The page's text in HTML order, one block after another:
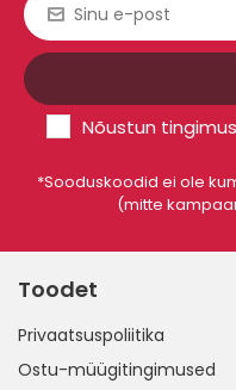
Nõustun
*Sooduskoodid ei ole
(mitte
Toodet
Privaatsuspoliitika
Ostu-müügitingimused